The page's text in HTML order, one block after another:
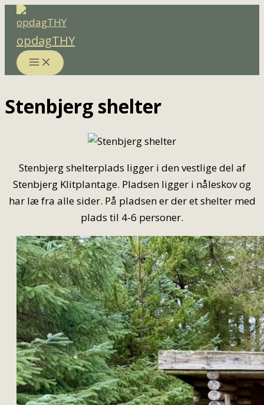
Gå
indholdet
opdagTHY
Stenbjerg shelter
Stenbjerg shelterplads ligger i den vestlige del af
Stenbjerg Klitplantage. Pladsen ligger i nåleskov og
har læ fra alle sider. På pladsen er der et shelter med
plads til 4-6 personer.